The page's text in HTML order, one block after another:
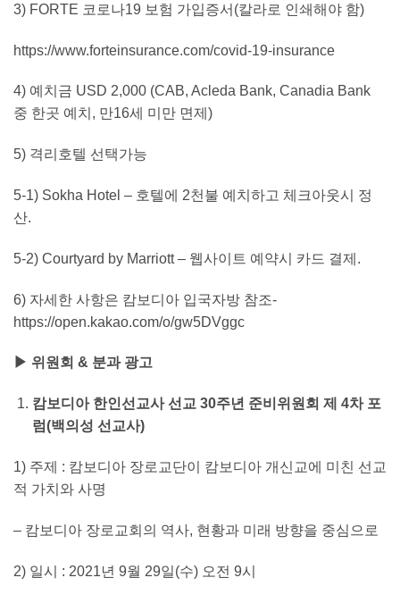
3) FORTE 코로나19 보험 가입증서(칼라로 인쇄해야 함)
https://www.forteinsurance.com/covid-19-insurance
4) 예치금 USD 2,000 (CAB, Acleda Bank, Canadia Bank
중 한곳 예치, 만16세 미만 면제)
5) 격리호텔 선택가능
5-1) Sokha Hotel – 호텔에 2천불 예치하고 체크아웃시 정
산.
5-2) Courtyard by Marriott – 웹사이트 예약시 카드 결제.
6) 자세한 사항은 캄보디아 입국자방 참조-
https://open.kakao.com/o/gw5DVggc
▶ 위원회 & 분과 광고
캄보디아 한인선교사 선교 30주년 준비위원회 제 4차 포
럼(백의성 선교사)
1) 주제 : 캄보디아 장로교단이 캄보디아 개신교에 미친 선교
적 가치와 사명
– 캄보디아 장로교회의 역사, 현황과 미래 방향을 중심으로
2) 일시 : 2021년 9월 29일(수) 오전 9시